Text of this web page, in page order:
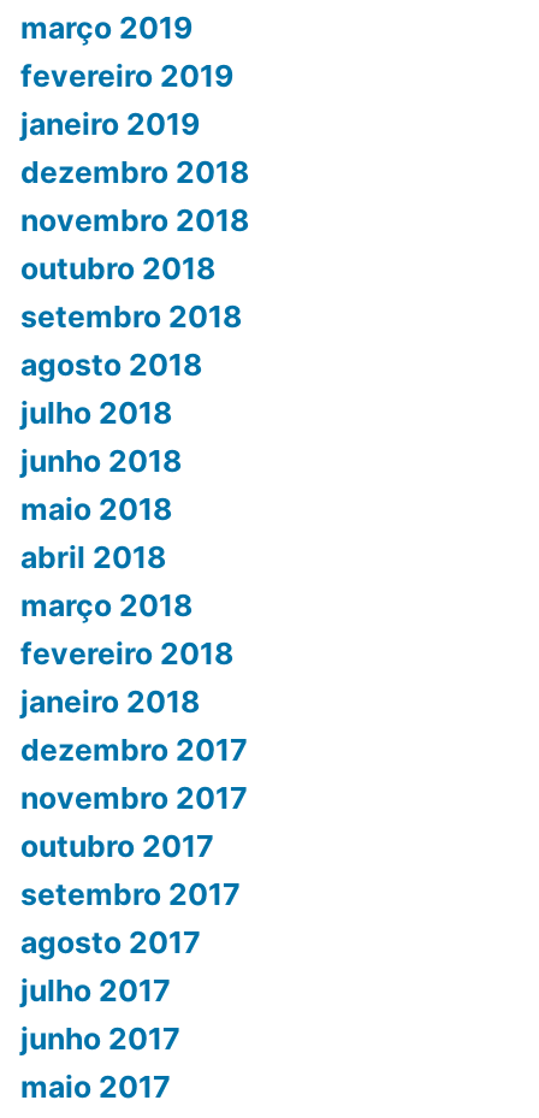
março 2019
fevereiro 2019
janeiro 2019
dezembro 2018
novembro 2018
outubro 2018
setembro 2018
agosto 2018
julho 2018
junho 2018
maio 2018
abril 2018
março 2018
fevereiro 2018
janeiro 2018
dezembro 2017
novembro 2017
outubro 2017
setembro 2017
agosto 2017
julho 2017
junho 2017
maio 2017